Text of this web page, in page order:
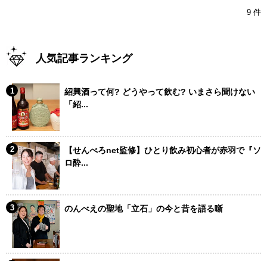
9 件
人気記事ランキング
紹興酒って何? どうやって飲む? いまさら聞けない
「紹...
【せんべろnet監修】ひとり飲み初心者が赤羽で『ソ
ロ酔...
のんべえの聖地「立石」の今と昔を語る噺